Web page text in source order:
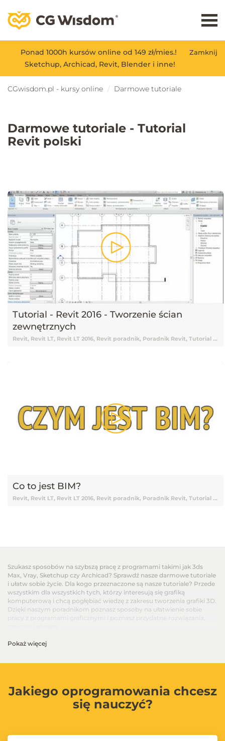
Zamknij
Ponad 1000h kursów online od 149 zł/mies.!
Sketchup, Archicad, Revit, Blender i inne!
CGwisdom.pl - kursy online Darmowe tutoriale
Darmowe tutoriale - Tutorial
Revit polski
Tutorial - Revit 2016 - Tworzenie ścian
zewnętrznych
Revit, Revit LT, Revit LT 2016, Revit poradnik, Poradnik Revit, Tutorial Revit, Revit Tutorial, Tutorial online Revit, Tutorial Revit online, Nauka Revit, Revit Nauka, Revit od podstaw, Podstawy Revit, Darmowy kurs Revit, Tutorial, Tutoriale, Darmowy tutorial, Tutorial Revit po polsku, Tutorial Revit pl, Revit tutorial polski, Revit tutorial po polsku, Revit tutorial pl, Tutorial Revit polski, Revit przydatne funkcje, Funkcje Revita, Ściany, Ściany zewnętrzne, Tworzenie ścian, Tworzenie ścian w Revicie, Revit ściany, Ściany zewnętrzne w Revicie
Co to jest BIM?
Revit, Revit LT, Revit LT 2016, Revit poradnik, Poradnik Revit, Tutorial Revit, Revit Tutorial, Tutorial online Revit, Tutorial Revit online, Nauka Revit, Revit Nauka, Revit od podstaw, Podstawy Revit, Darmowy kurs Revit, Tutorial, Tutoriale, Darmowy tutorial, Tutorial Revit po polsku, Tutorial Revit pl, Revit tutorial polski, Revit tutorial po polsku, Revit tutorial pl, Tutorial Revit polski, BIM, Building Information Modeling, Czym jest BIM, Co to jest BIM
Szukasz sposobów na szybszą pracę z programami takimi jak 3ds
Max, Vray, Sketchup czy Archicad? Sprawdź nasze darmowe tutoriale
i ułatw sobie życie. Dla kogo przeznaczone są nasze tutoriale? Przede
wszystkim dla wszystkich tych, którzy interesują się grafiką
komputerową i chcą pogłębiać wiedzę z zakresu tworzenia grafiki 3D.
Dzięki naszym poradnikom poznasz sposoby na ułatwienie sobie
Pokaż więcej
Jakiego oprogramowania chcesz
się nauczyć?